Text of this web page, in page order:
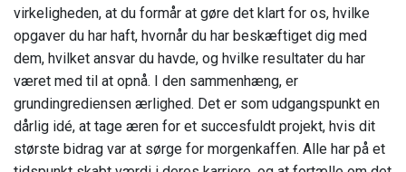
virkeligheden, at du formår at gøre det klart for os, hvilke
opgaver du har haft, hvornår du har beskæftiget dig med
dem, hvilket ansvar du havde, og hvilke resultater du har
været med til at opnå. I den sammenhæng, er
grundingrediensen ærlighed. Det er som udgangspunkt en
dårlig idé, at tage æren for et succesfuldt projekt, hvis dit
største bidrag var at sørge for morgenkaffen. Alle har på et